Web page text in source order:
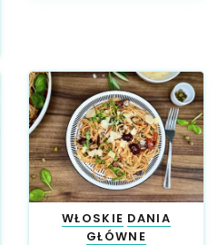
WŁOSKIE DANIA
GŁÓWNE